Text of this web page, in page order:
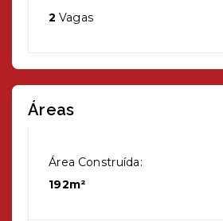
2 Vagas
Áreas
Área Construída:
192m²